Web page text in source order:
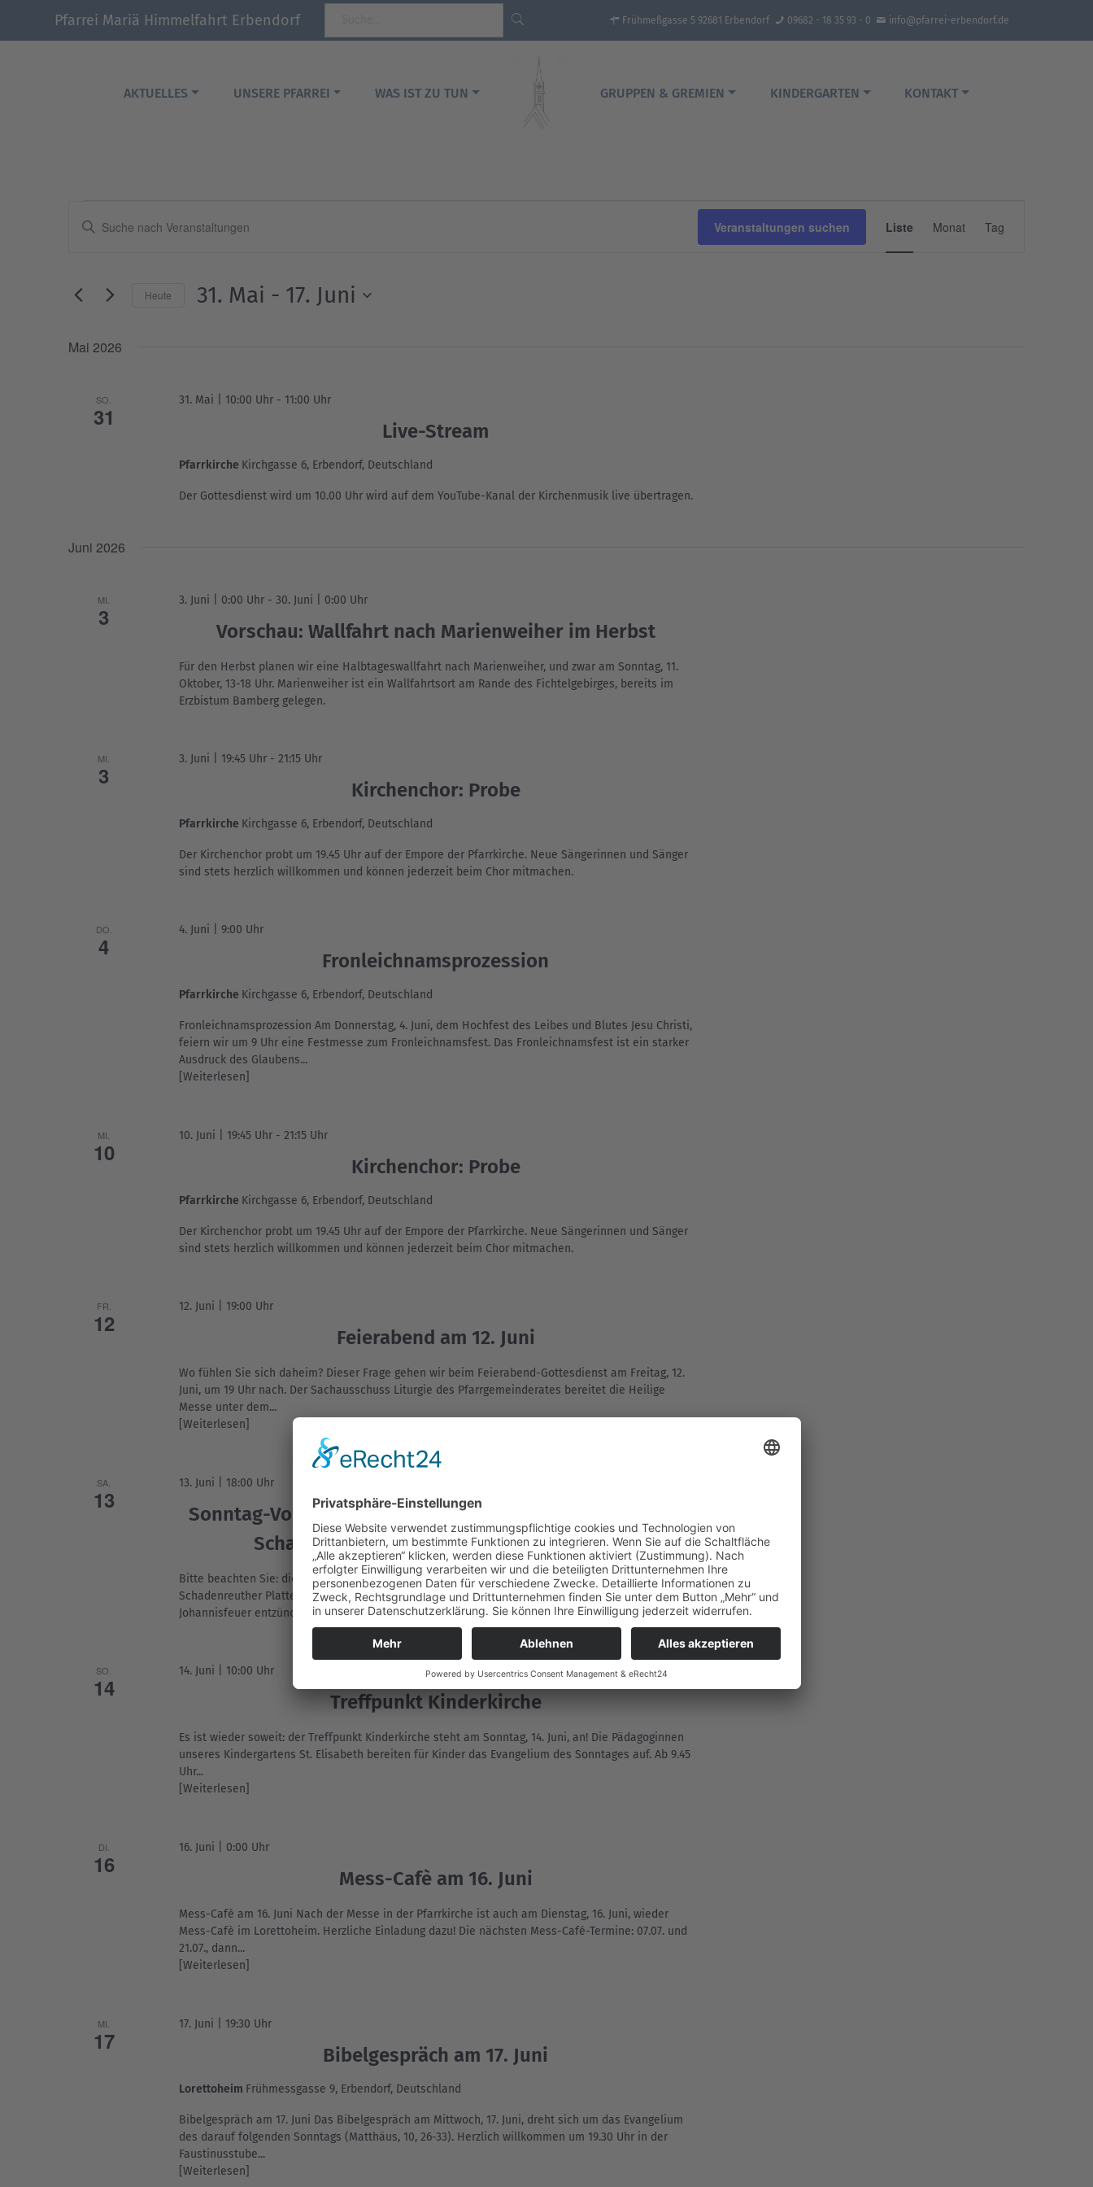
Pfarrei Mariä Himmelfahrt Erbendorf Frühmeßgasse 5 92681 Erbendorf 09682 - 18 35 93 - 0 info@pfarrei-erbendorf.de
AKTUELLES UNSERE PFARREI WAS IST ZU TUN GRUPPEN & GREMIEN KINDERGARTEN KONTAKT
Suche
Navigation
Bitte
nach
Veranstaltungen suchen
Ansichten-
Liste Monat Tag
Heute 31. Mai - 17. Juni
Mai 2026
SO.
31
Live-Stream
31. Mai | 10:00 Uhr- 11:00 Uhr
Pfarrkirche Kirchgasse 6, Erbendorf, Deutschland
Der Gottesdienst wird um 10.00 Uhr wird auf dem YouTube-Kanal der Kirchenmusik live übertragen.
Juni 2026
MI.
3
Vorschau: Wallfahrt nach Marienweiher im Herbst
3. Juni | 0:00 Uhr- 30. Juni | 0:00 Uhr
Für den Herbst planen wir eine Halbtageswallfahrt nach Marienweiher, und zwar am Sonntag, 11.
Oktober, 13-18 Uhr. Marienweiher ist ein Wallfahrtsort am Rande des Fichtelgebirges, bereits im
Erzbistum Bamberg gelegen.
MI.
3
Kirchenchor: Probe
3. Juni | 19:45 Uhr- 21:15 Uhr
Pfarrkirche Kirchgasse 6, Erbendorf, Deutschland
Der Kirchenchor probt um 19.45 Uhr auf der Empore der Pfarrkirche. Neue Sängerinnen und Sänger
sind stets herzlich willkommen und können jederzeit beim Chor mitmachen.
DO.
4
Fronleichnamsprozession
4. Juni | 9:00 Uhr
Pfarrkirche Kirchgasse 6, Erbendorf, Deutschland
Fronleichnamsprozession Am Donnerstag, 4. Juni, dem Hochfest des Leibes und Blutes Jesu Christi,
feiern wir um 9 Uhr eine Festmesse zum Fronleichnamsfest. Das Fronleichnamsfest ist ein starker
Ausdruck des Glaubens...
[Weiterlesen]
MI.
10
Kirchenchor: Probe
10. Juni | 19:45 Uhr- 21:15 Uhr
Pfarrkirche Kirchgasse 6, Erbendorf, Deutschland
Der Kirchenchor probt um 19.45 Uhr auf der Empore der Pfarrkirche. Neue Sängerinnen und Sänger
sind stets herzlich willkommen und können jederzeit beim Chor mitmachen.
FR.
12
Feierabend am 12. Juni
12. Juni | 19:00 Uhr
Wo fühlen Sie sich daheim? Dieser Frage gehen wir beim Feierabend-Gottesdienst am Freitag, 12.
Juni, um 19 Uhr nach. Der Sachausschuss Liturgie des Pfarrgemeinderates bereitet die Heilige
Messe unter dem...
[Weiterlesen]
SA.
13
Sonntag-Vorabend-Messe am 13. Juni um 18 Uhr auf der
Schadenreuther Platte mit Johannisfeuer
13. Juni | 18:00 Uhr
Bitte beachten Sie: die Sonntag--Vorabend-Messe am 13. Juni um 18 Uhr findet auf der
Schadenreuther Platte statt. Dort wird auch von der FFW Erbendorf am späteren Abend das
Johannisfeuer entzündet.
SO.
14
Treffpunkt Kinderkirche
14. Juni | 10:00 Uhr
Es ist wieder soweit: der Treffpunkt Kinderkirche steht am Sonntag, 14. Juni, an! Die Pädagoginnen
unseres Kindergartens St. Elisabeth bereiten für Kinder das Evangelium des Sonntages auf. Ab 9.45
Uhr...
[Weiterlesen]
DI.
16
Mess-Cafè am 16. Juni
16. Juni | 0:00 Uhr
Mess-Cafè am 16. Juni Nach der Messe in der Pfarrkirche ist auch am Dienstag, 16. Juni, wieder
Mess-Cafè im Lorettoheim. Herzliche Einladung dazu! Die nächsten Mess-Café-Termine: 07.07. und
21.07., dann...
[Weiterlesen]
MI.
17
Bibelgespräch am 17. Juni
17. Juni | 19:30 Uhr
Lorettoheim Frühmessgasse 9, Erbendorf, Deutschland
Bibelgespräch am 17. Juni Das Bibelgespräch am Mittwoch, 17. Juni, dreht sich um das Evangelium
des darauf folgenden Sonntags (Matthäus, 10, 26-33). Herzlich willkommen um 19.30 Uhr in der
Faustinusstube...
[Weiterlesen]